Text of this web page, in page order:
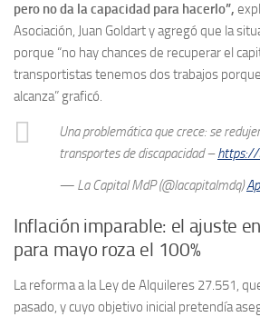
pero no da la capacidad para hacerlo”,
Asociación, Juan Goldart y agregó que la
porque “no hay chances de recuperar el
transportistas tenemos dos trabajos
alcanza” graficó.
Una problemática que crece: se
transportes de discapacidad –https://
— La Capital MdP (@lacapitalmdq)
Inflación imparable: el ajuste
para mayo roza el 100%
La reforma a la Ley de Alquileres 27.551,
pasado, y cuyo objetivo inicial pretendía